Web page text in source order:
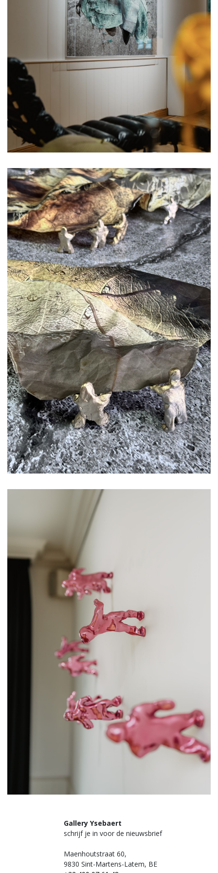
Gallery Ysebaert
schrijf je in voor de nieuwsbrief
Maenhoutstraat 60,
9830 Sint-Martens-Latem, BE